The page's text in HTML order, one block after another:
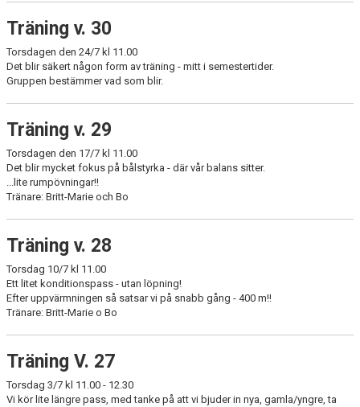
Träning v. 30
Torsdagen den 24/7 kl 11.00
Det blir säkert någon form av träning - mitt i semestertider.
Gruppen bestämmer vad som blir.
Träning v. 29
Torsdagen den 17/7 kl 11.00
Det blir mycket fokus på bålstyrka - där vår balans sitter.
...lite rumpövningar!!
Tränare: Britt-Marie och Bo
Träning v. 28
Torsdag 10/7 kl 11.00
Ett litet konditionspass - utan löpning!
Efter uppvärmningen så satsar vi på snabb gång - 400 m!!
Tränare: Britt-Marie o Bo
Träning V. 27
Torsdag 3/7 kl 11.00 - 12.30
Vi kör lite längre pass, med tanke på att vi bjuder in nya, gamla/yngre, ta